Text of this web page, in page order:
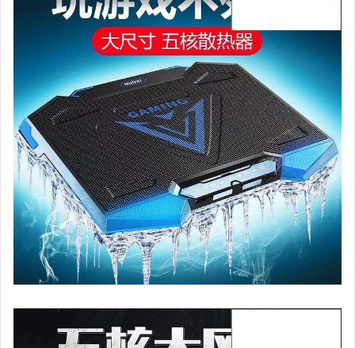
汽機車精品百貨
居家、家具與園藝
玩具、模型與公仔
男性精品與服飾
女裝與服飾配件
偶像、球員卡與郵幣
手錶與飾品配件
女包精品與女鞋
家電與影音視聽